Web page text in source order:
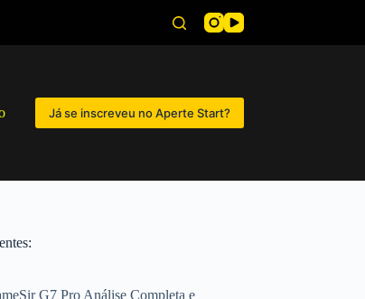
Já se inscreveu no Aperte Start?
G7 Pro Análise Completa e